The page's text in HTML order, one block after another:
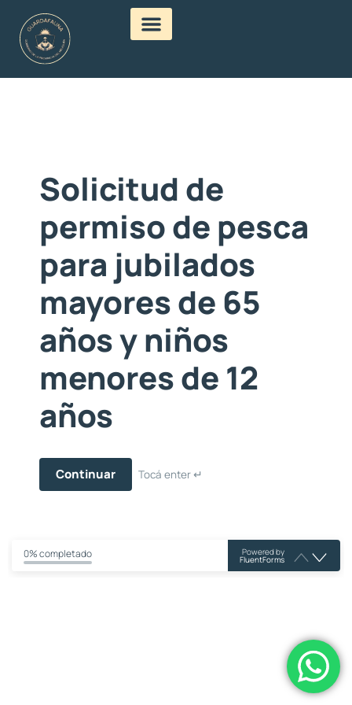
Solicitud de
permiso de pesca
para jubilados
mayores de 65
años y niños
menores de 12
años
Continuar Tocá enter ↵
0% completado Powered by
FluentForms